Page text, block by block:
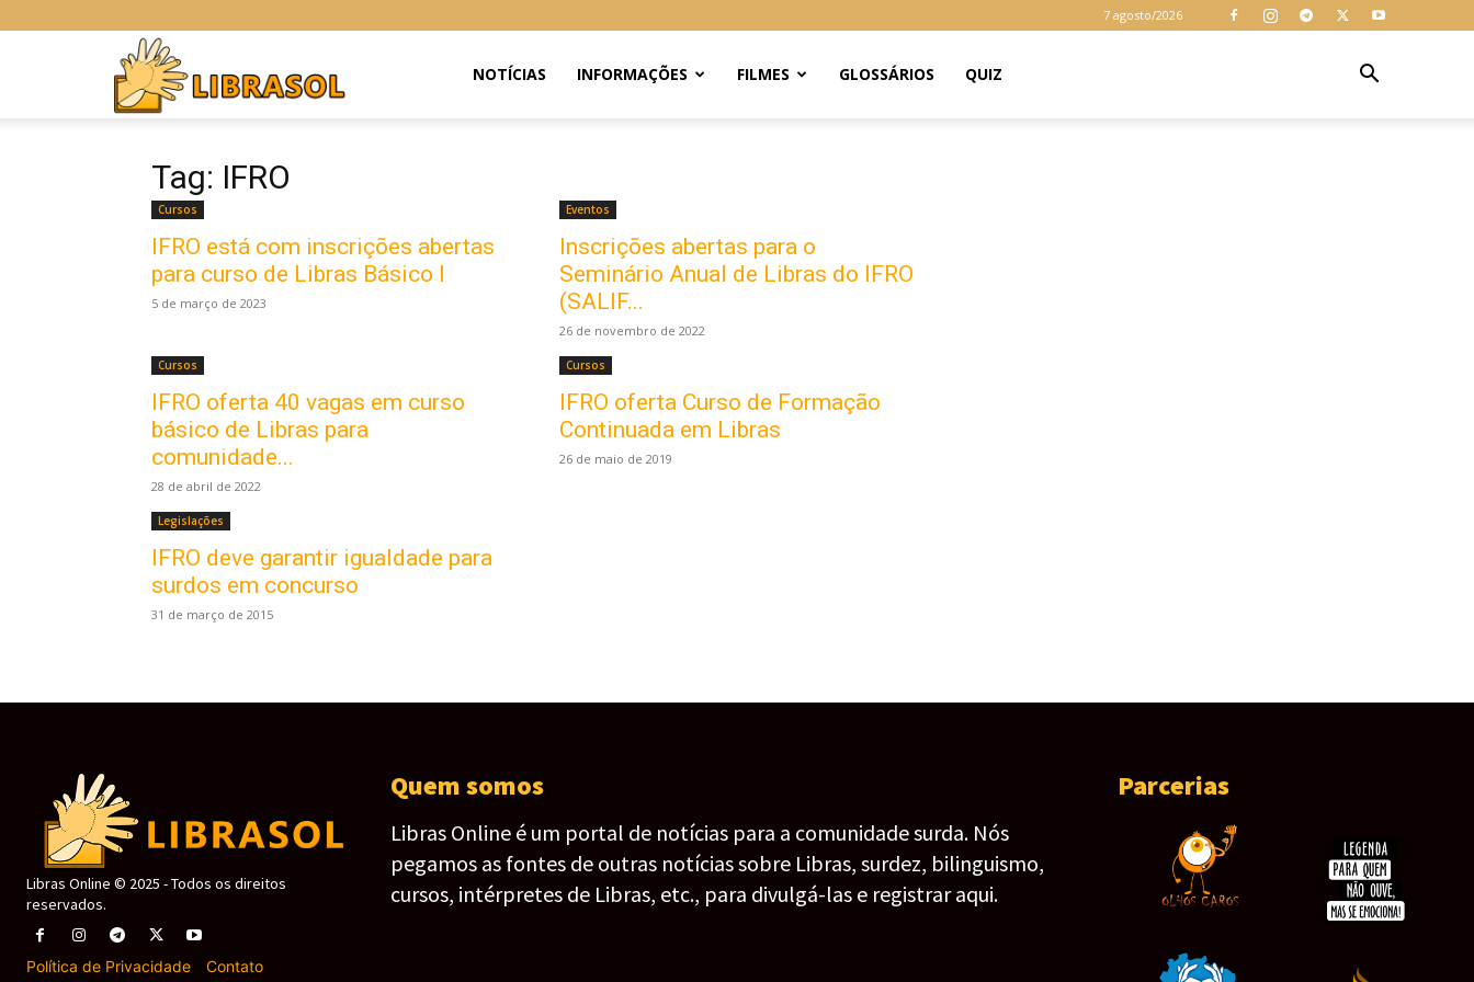
7 agosto/2026
NOTÍCIAS INFORMAÇÕES FILMES GLOSSÁRIOS QUIZ
Tag: IFRO
Cursos
IFRO está com inscrições abertas
para curso de Libras Básico I
5 de março de 2023
Eventos
Inscrições abertas para o
Seminário Anual de Libras do IFRO
(SALIF...
26 de novembro de 2022
Cursos
IFRO oferta 40 vagas em curso
básico de Libras para
comunidade...
28 de abril de 2022
Cursos
IFRO oferta Curso de Formação
Continuada em Libras
26 de maio de 2019
Legislações
IFRO deve garantir igualdade para
surdos em concurso
31 de março de 2015
cookies para
garantir que
Libras Online © 2025 - Todos os direitos
reservados.
Política de Privacidade Contato
Quem somos
Libras Online é um portal de notícias para a comunidade surda. Nós
pegamos as fontes de outras notícias sobre Libras, surdez, bilinguismo,
cursos, intérpretes de Libras, etc., para divulgá-las e registrar aqui.
Parcerias